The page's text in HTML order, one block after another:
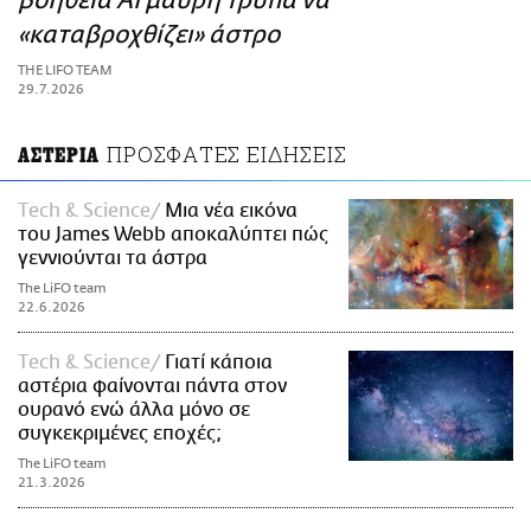
ΑΜΠΑ
PRINT
«καταβροχθίζει» άστρο
THE LIFO TEAM
29.7.2026
ΑΣΤΕΡΙΑ ΠΡΟΣΦΑΤΕΣ ΕΙΔΗΣΕΙΣ
Τech & Science
Μια νέα εικόνα
του James Webb αποκαλύπτει πώς
γεννιούνται τα άστρα
The LiFO team
22.6.2026
Τech & Science
Γιατί κάποια
αστέρια φαίνονται πάντα στον
ουρανό ενώ άλλα μόνο σε
συγκεκριμένες εποχές;
The LiFO team
21.3.2026